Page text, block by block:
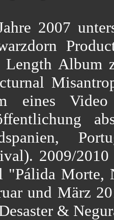
2007
Album
eines
2009/
"Pálida Morte,
und März
&